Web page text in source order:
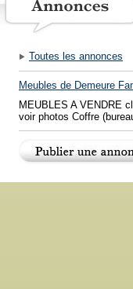
Toutes les annonces
Meubles de Demeure
MEUBLES A VENDRE
voir photos Coffre